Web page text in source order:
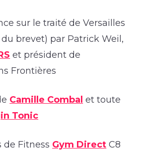
sur le traité de Versailles
brevet) par Patrick Weil,
et président de
Frontières
Camille Combal et toute
Tonic
de Fitness Gym Direct C8